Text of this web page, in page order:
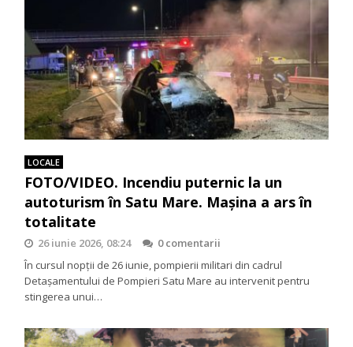
LOCALE
FOTO/VIDEO. Incendiu puternic la un
autoturism în Satu Mare. Mașina a ars în
totalitate
26 iunie 2026, 08:24
0 comentarii
În cursul nopții de 26 iunie, pompierii militari din cadrul
Detașamentului de Pompieri Satu Mare au intervenit pentru
stingerea unui…